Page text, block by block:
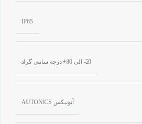
IP65
20- الی 80+ درجه سانتی گراد
آتونیکس AUTONICS